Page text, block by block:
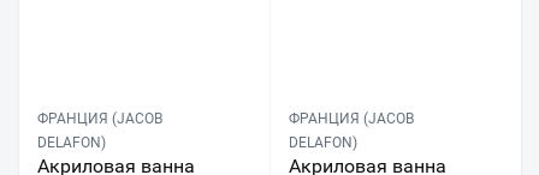
ФРАНЦИЯ (JACOB
DELAFON)
Акриловая ванна
ФРАНЦИЯ (JACOB
DELAFON)
Акриловая ванна